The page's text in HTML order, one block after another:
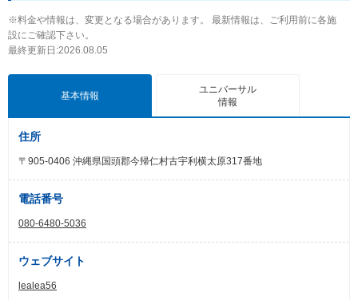
※料金や情報は、変更となる場合があります。 最新情報は、ご利用前に各施
設にご確認下さい。
最終更新日:2026.08.05
基本情報
ユニバーサル
情報
住所
〒905-0406 沖縄県国頭郡今帰仁村古宇利横太原317番地
電話番号
080-6480-5036
ウェブサイト
lealea56